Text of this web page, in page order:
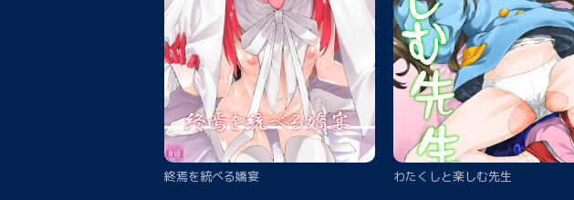
終焉を統べる嬌宴 わたくしと楽しむ先生